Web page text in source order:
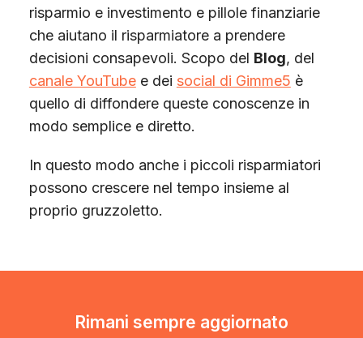
risparmio e investimento e pillole finanziarie
che aiutano il risparmiatore a prendere
decisioni consapevoli. Scopo del Blog, del
canale YouTubee dei social di Gimme5 è
quello di diffondere queste conoscenze in
modo semplice e diretto.
In questo modo anche i piccoli risparmiatori
possono crescere nel tempo insieme al
proprio gruzzoletto.
Rimani sempre aggiornato